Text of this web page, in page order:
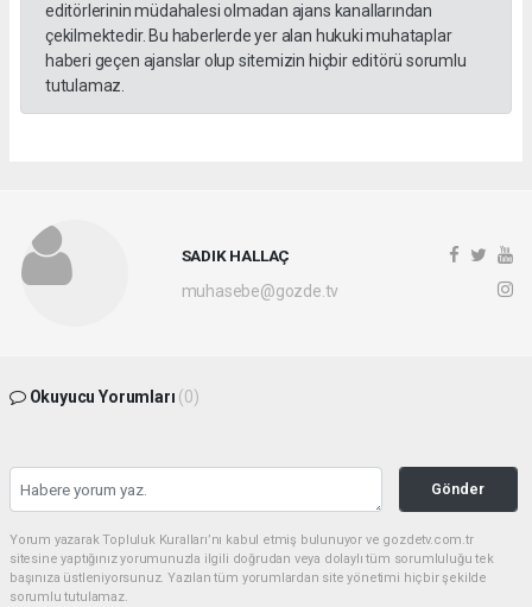
editörlerinin müdahalesi olmadan ajans kanallarından
çekilmektedir. Bu haberlerde yer alan hukuki muhataplar
haberi geçen ajanslar olup sitemizin hiçbir editörü sorumlu
tutulamaz.
SADIK HALLAÇ
muhasebe@gozde.tv
Okuyucu Yorumları (0)
Gönder
Yorum yazarak Topluluk Kuralları’nı kabul etmiş bulunuyor ve gozdetv.com.tr
sitesine yaptığınız yorumunuzla ilgili doğrudan veya dolaylı tüm sorumluluğu tek
başınıza üstleniyorsunuz. Yazılan tüm yorumlardan site yönetimi hiçbir şekilde
sorumlu tutulamaz.